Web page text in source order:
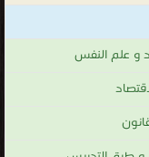
و علم النفس